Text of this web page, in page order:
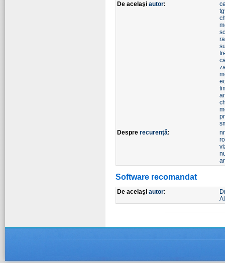
De acelaşi autor:
Despre recurenţă:
Software recomandat
De acelaşi autor: